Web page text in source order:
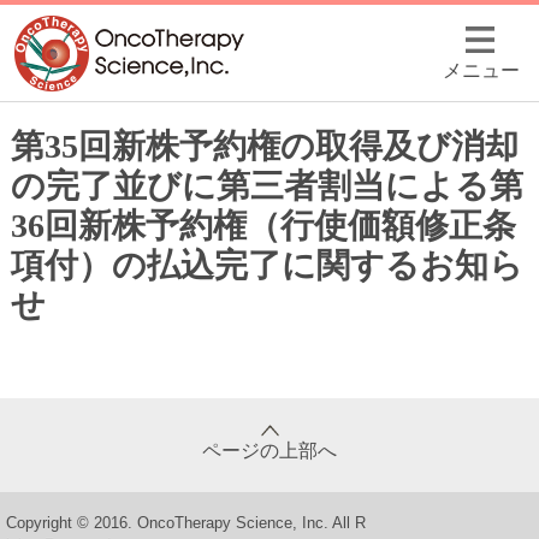
メニュー
第35回新株予約権の取得及び消却
の完了並びに第三者割当による第
36回新株予約権（行使価額修正条
項付）の払込完了に関するお知ら
せ
ページの上部へ
Copyright © 2016. OncoTherapy Science, Inc. All R